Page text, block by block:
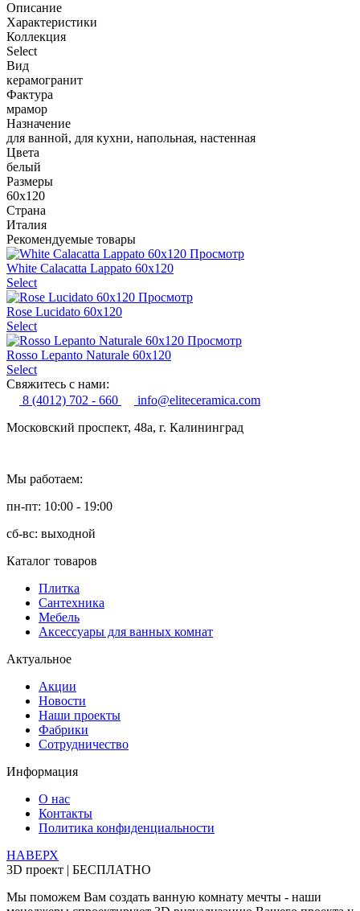
Описание
Характеристики
Коллекция
Select
Вид
керамогранит
Фактура
мрамор
Назначение
для ванной, для кухни, напольная, настенная
Цвета
белый
Размеры
60x120
Страна
Италия
Рекомендуемые товары
Просмотр
White Calacatta Lappato 60x120
Select
Просмотр
Rose Lucidato 60x120
Select
Просмотр
Rosso Lepanto Naturale 60x120
Select
Свяжитесь с нами:
8 (4012) 702 - 660
info@eliteceramica.com
Московский проспект, 48а, г. Калининград
Мы работаем:
пн-пт: 10:00 - 19:00
сб-вс: выходной
Каталог товаров
Плитка
Сантехника
Мебель
Аксессуары для ванных комнат
Актуальное
Акции
Новости
Наши проекты
Фабрики
Сотрудничество
Информация
О нас
Контакты
Политика конфиденциальности
НАВЕРХ
3D проект | БЕСПЛАТНО
Мы поможем Вам создать ванную комнату мечты - наши